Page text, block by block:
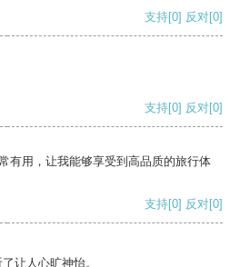
支持[0] 反对[0]
支持[0] 反对[0]
有用，让我能够享受到高品质的旅行体
支持[0] 反对[0]
让人心旷神怡。